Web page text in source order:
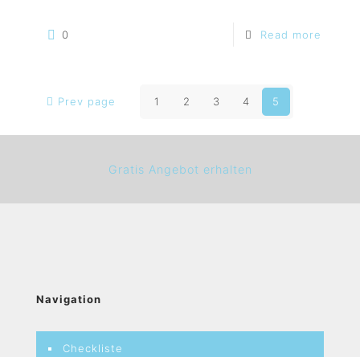
0 Read more
Prev page 1 2 3 4 5
Gratis Angebot erhalten
Navigation
Checkliste